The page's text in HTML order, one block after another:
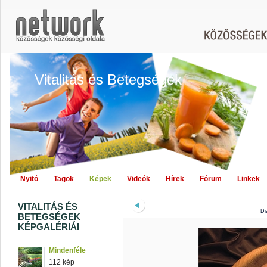
Vitalitás és Betegségek
Nyitó Tagok Képek Videók Hírek Fórum Linkek
VITALITÁS ÉS
BETEGSÉGEK
KÉPGALÉRIÁI
Mindenféle
112 kép